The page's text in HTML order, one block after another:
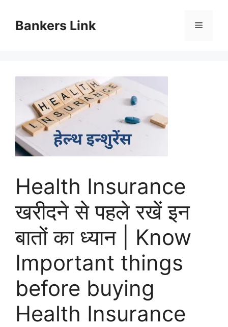
contentBankers Link Menu
Health Insurance
खरीदने से पहले रखें इन
बातों का ध्यान | Know
Important things
before buying
Health Insurance